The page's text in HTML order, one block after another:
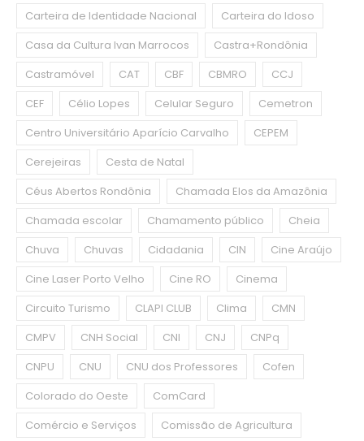
Carteira de Identidade Nacional
Carteira do Idoso
Casa da Cultura Ivan Marrocos
Castra+Rondônia
Castramóvel
CAT CBF CBMRO
CCJ
CEF
Célio Lopes Celular Seguro
Cemetron
Centro Universitário Aparício Carvalho
CEPEM
Cerejeiras
Cesta de Natal
Céus Abertos Rondônia
Chamada Elos da Amazônia
Chamada escolar
Chamamento público
Cheia
Chuva
Chuvas Cidadania CIN
Cine Araújo
Cine Laser Porto Velho
Cine RO
Cinema
Circuito Turismo
CLAPI CLUB Clima
CMN
CMPV
CNH Social CNI CNJ
CNPq
CNPU
CNU CNU dos Professores
Cofen
Colorado do Oeste
ComCard
Comércio e Serviços
Comissão de Agricultura